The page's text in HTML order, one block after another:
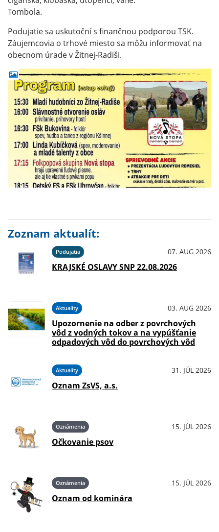
Tombola.
Podujatie sa uskutoční s finančnou podporou TSK.
Záujemcovia o trhové miesto sa môžu informovať na
obecnom úrade v Žitnej-Radiši.
Zoznam aktualít:
Podujatia 07. AUG 2026
KRAJSKÉ OSLAVY SNP 22.08.2026
Aktuality 03. AUG 2026
Upozornenie na odber z povrchových
vôd z vodných tokov a na vypúšťanie
odpadových vôd do povrchových vôd
Aktuality 31. JÚL 2026
Oznam ZsVS, a.s.
Oznámenia 15. JÚL 2026
Očkovanie psov
Oznámenia 15. JÚL 2026
Oznam od kominára